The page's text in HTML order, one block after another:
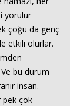
yorulur
çoğu da genç
etkili olurlar.
bu durum
insan.
pek çok